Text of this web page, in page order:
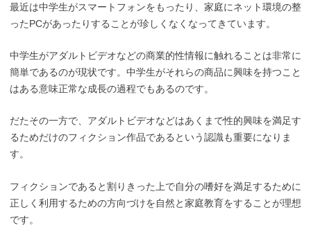
最近は中学生がスマートフォンをもったり、家庭にネット環境の整
ったPCがあったりすることが珍しくなくなってきています。
中学生がアダルトビデオなどの商業的性情報に触れることは非常に
簡単であるのが現状です。中学生がそれらの商品に興味を持つこと
はある意味正常な成長の過程でもあるのです。
だたその一方で、アダルトビデオなどはあくまで性的興味を満足す
るためだけのフィクション作品であるという認識も重要になりま
す。
フィクションであると割りきった上で自分の嗜好を満足するために
正しく利用するための方向づけを自然と家庭教育をすることが理想
です。